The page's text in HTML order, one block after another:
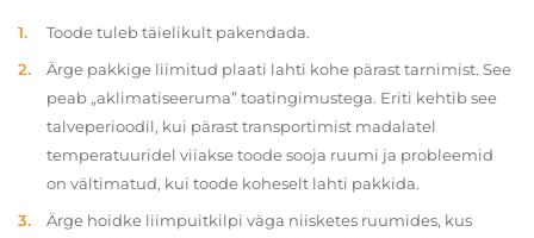
Toode tuleb täielikult pakendada.
Ärge pakkige liimitud plaati lahti kohe pärast tarnimist. See
peab „aklimatiseeruma” toatingimustega. Eriti kehtib see
talveperioodil, kui pärast transportimist madalatel
temperatuuridel viiakse toode sooja ruumi ja probleemid
on vältimatud, kui toode koheselt lahti pakkida.
Ärge hoidke liimpuitkilpi väga niisketes ruumides, kus